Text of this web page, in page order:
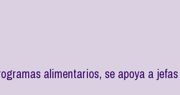
alimentarios, se apoya a